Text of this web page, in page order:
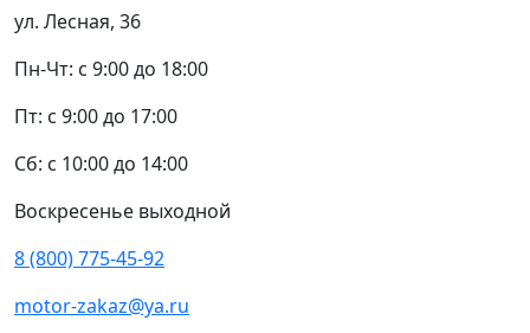
ул. Лесная, 36
Пн-Чт: с 9:00 до 18:00
Пт: с 9:00 до 17:00
Сб: с 10:00 до 14:00
Воскресенье выходной
8 (800) 775-45-92
motor-zakaz@ya.ru